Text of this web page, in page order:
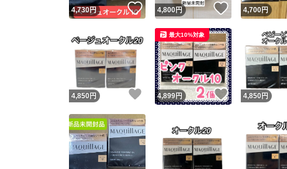
Yahoo!フリマ
安心取引出品者
安心取引出
4,730円 いいね！
4,800円 いいね！
4,700円
4,850 円 いいね！
4,899円 いいね！
最大10%対象
4,850 円